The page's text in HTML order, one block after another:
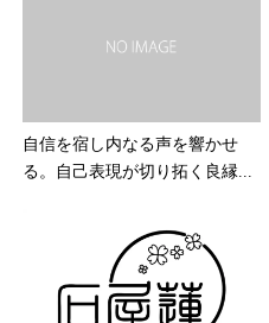
自信を宿し内なる声を響かせ
る。自己表現が切り拓く良縁...